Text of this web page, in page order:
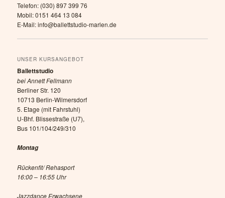
Telefon: (030) 897 399 76
Mobil: 0151 464 13 084
E-Mail: info@ballettstudio-marlen.de
UNSER KURSANGEBOT
Ballettstudio
bei Annett Fellmann
Berliner Str. 120
10713 Berlin-Wilmersdorf
5. Etage (mit Fahrstuhl)
U-Bhf. Blissestraße (U7),
Bus 101/104/249/310
Montag
Rückenfit/ Rehasport
16:00 – 16:55 Uhr
Jazzdance Erwachsene